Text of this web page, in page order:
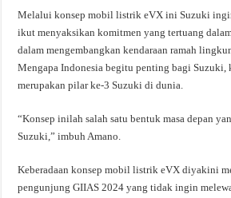
Melalui konsep mobil listrik eVX ini Suzuki
ikut menyaksikan komitmen yang tertuang
dalam mengembangkan kendaraan ramah
Mengapa Indonesia begitu penting bagi Suzuki,
merupakan pilar ke-3 Suzuki di dunia.
“Konsep inilah salah satu bentuk masa depan
Suzuki,” imbuh Amano.
Keberadaan konsep mobil listrik eVX diyakini
pengunjung GIIAS 2024 yang tidak ingin